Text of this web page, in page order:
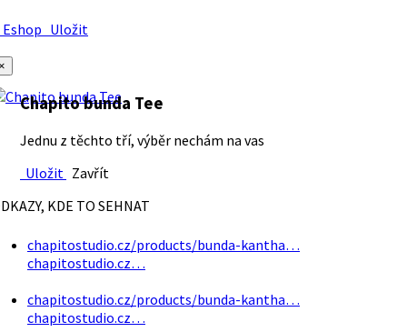
Uložit
Chapito bunda Tee
Jednu z těchto tří, výběr nechám na vas
Uložit Zavřít
KDE TO SEHNAT
chapitostudio.cz/products/bunda-kantha…
chapitostudio.cz…
chapitostudio.cz/products/bunda-kantha…
chapitostudio.cz…